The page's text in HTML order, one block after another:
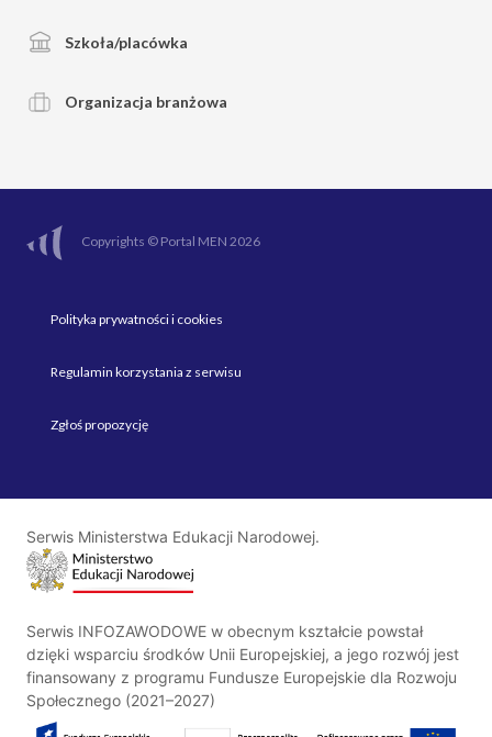
Szkoła/placówka
Organizacja branżowa
Copyrights © Portal MEN 2026
Polityka prywatności i cookies
Regulamin korzystania z serwisu
Zgłoś propozycję
Serwis Ministerstwa Edukacji Narodowej.
Serwis INFOZAWODOWE w obecnym kształcie powstał
dzięki wsparciu środków Unii Europejskiej, a jego rozwój jest
finansowany z programu Fundusze Europejskie dla Rozwoju
Społecznego (2021–2027)